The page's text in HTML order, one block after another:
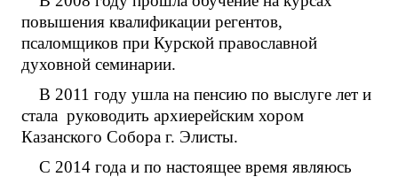
повышения квалификации регентов,
псаломщиков при Курской православной
духовной семинарии.
В 2011 году ушла на пенсию по выслуге лет и
стала руководить архиерейским хором
Казанского Собора г. Элисты.
С 2014 года и по настоящее время являюсь